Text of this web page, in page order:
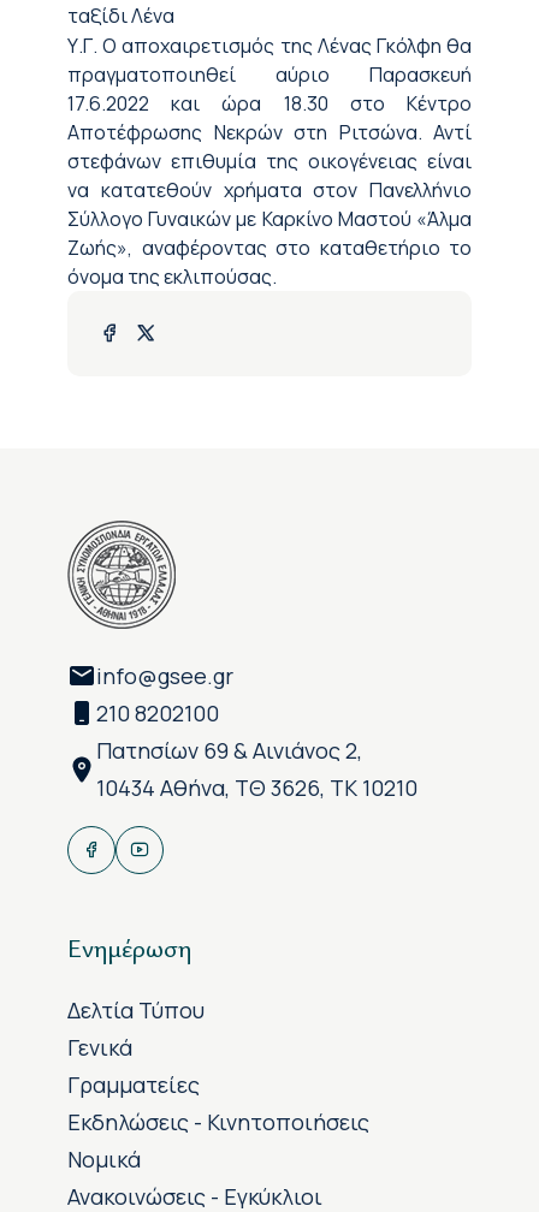
ταξίδι Λένα
Υ.Γ. Ο αποχαιρετισμός της Λένας Γκόλφηθα
πραγματοποιηθεί αύριο Παρασκευή
17.6.2022 και ώρα 18.30 στο Κέντρο
Αποτέφρωσης Νεκρών στη Ριτσώνα. Αντί
στεφάνων επιθυμία της οικογένειας είναι
να κατατεθούν χρήματα στον Πανελλήνιο
Σύλλογο Γυναικών με Καρκίνο Μαστού «Άλμα
Ζωής», αναφέροντας στο καταθετήριο το
όνομα της εκλιπούσας.
info@gsee.gr
210 8202100
Πατησίων 69 & Αινιάνος 2,
10434 Αθήνα, ΤΘ 3626, ΤΚ 10210
Ενημέρωση
Δελτία Τύπου
Γενικά
Γραμματείες
Εκδηλώσεις - Κινητοποιήσεις
Νομικά
Ανακοινώσεις - Εγκύκλιοι